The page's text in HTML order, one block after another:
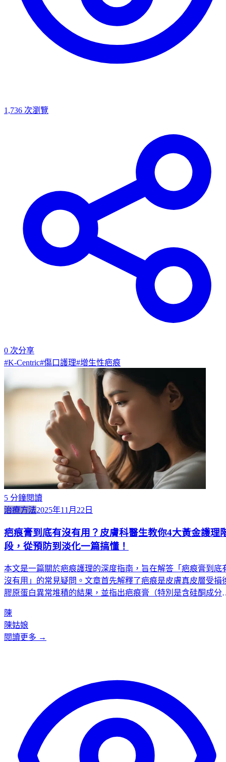
1,736 次瀏覽
0 次分享
#K-Centric#傷口護理#增生性疤痕
5 分鐘閱讀
治療方法2025年11月22日
疤痕膏到底有沒有用？皮膚科醫生教你4大黃金護理
段，從預防到淡化一篇搞懂！
本文是一篇關於疤痕護理的深度指南，旨在解答「疤痕膏到底
沒有用」的常見疑問。文章首先解釋了疤痕是皮膚真皮層受損
膠原蛋白異常堆積的結果，並指出疤痕膏（特別是含硅酮成分
文章詳細介紹了疤痕護理的四大黃金階段：從傷後7天內的消
炎、1個月內的減張與預防、1-3個月的早期干預黃金期，到3-6
個月後的針對性治療。內容強調了正確使用疤痕凝膠的時機、
陳
陳姑娘
閱讀更多 →